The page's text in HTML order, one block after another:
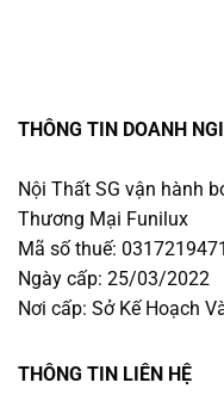
THÔNG TIN DOANH
Nội Thất SG vận hành
Thương Mại Funilux
Mã số thuế: 0317219471
Ngày cấp: 25/03/2022
Nơi cấp: Sở Kế Hoạch
THÔNG TIN LIÊN HỆ